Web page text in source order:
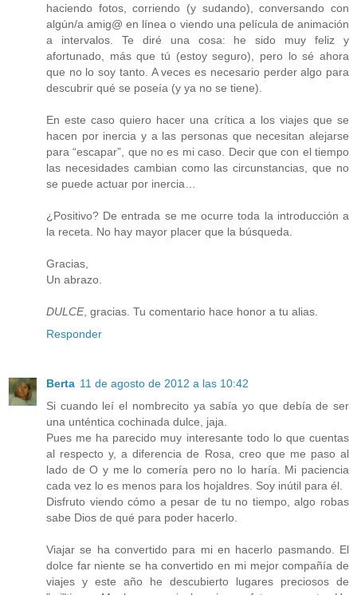
haciendo fotos, corriendo (y sudando), conversando con
algún/a amig@ en línea o viendo una película de animación
a intervalos. Te diré una cosa: he sido muy feliz y
afortunado, más que tú (estoy seguro), pero lo sé ahora
que no lo soy tanto. A veces es necesario perder algo para
descubrir qué se poseía (y ya no se tiene).
En este caso quiero hacer una crítica a los viajes que se
hacen por inercia y a las personas que necesitan alejarse
para “escapar”, que no es mi caso. Decir que con el tiempo
las necesidades cambian como las circunstancias, que no
se puede actuar por inercia…
¿Positivo? De entrada se me ocurre toda la introducción a
la receta. No hay mayor placer que la búsqueda.
Gracias,
Un abrazo.
DULCE, gracias. Tu comentario hace honor a tu alias.
Responder
Berta 11 de agosto de 2012 a las 10:42
Si cuando leí el nombrecito ya sabía yo que debía de ser
una unténtica cochinada dulce, jaja.
Pues me ha parecido muy interesante todo lo que cuentas
al respecto y, a diferencia de Rosa, creo que me paso al
lado de O y me lo comería pero no lo haría. Mi paciencia
cada vez lo es menos para los hojaldres. Soy inútil para él.
Disfruto viendo cómo a pesar de tu no tiempo, algo robas
sabe Dios de qué para poder hacerlo.
Viajar se ha convertido para mi en hacerlo pasmando. El
dolce far niente se ha convertido en mi mejor compañía de
viajes y este año he descubierto lugares preciosos de